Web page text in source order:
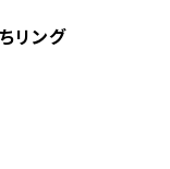
リング